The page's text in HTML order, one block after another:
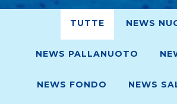
TUTTE NEWS
NEWS PALLANUOTO
NEWS FONDO NEWS